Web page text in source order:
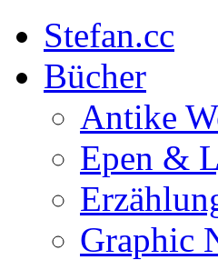
Stefan.cc
Bücher
Antike
Epen &
Graphic